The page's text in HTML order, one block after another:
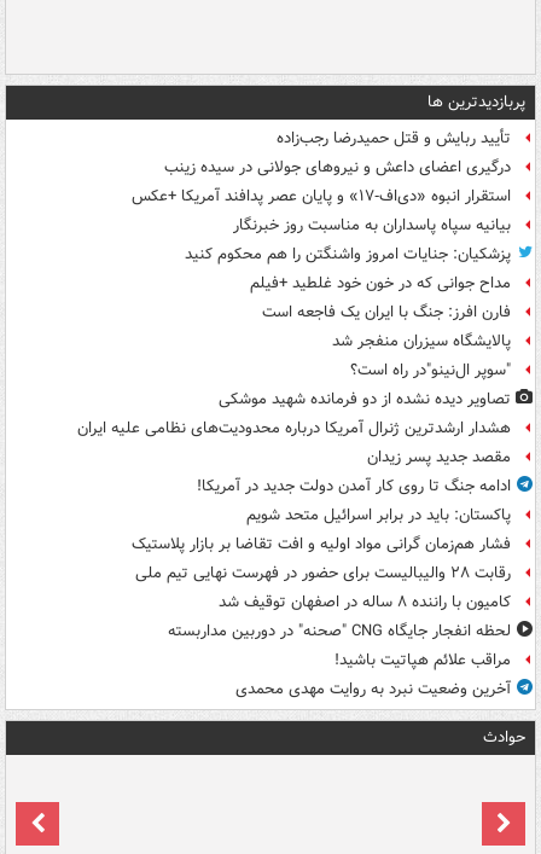
پربازدیدترین ها
تأیید ربایش و قتل حمیدرضا رجب‌زاده
درگیری اعضای داعش و نیروهای جولانی در سیده زینب
استقرار انبوه «دی‌اف‑۱۷» و پایان عصر پدافند آمریکا +عکس
بیانیه سپاه پاسداران به مناسبت روز خبرنگار
پزشکیان: جنایات امروز واشنگتن را هم محکوم کنید
مداح جوانی که در خون خود غلطید +فیلم
فارن افرز: جنگ با ایران یک فاجعه است
پالایشگاه سیزران منفجر شد
"سوپر ال‌نینو"در راه است؟
تصاویر دیده‌ نشده از دو فرمانده شهید موشکی
هشدار ارشدترین ژنرال آمریکا درباره محدودیت‌های نظامی علیه ایران
مقصد جدید پسر زیدان
ادامه جنگ تا روی کار آمدن دولت جدید در آمریکا!
پاکستان: باید در برابر اسرائیل متحد شویم
فشار هم‌زمان گرانی مواد اولیه و افت تقاضا بر بازار پلاستیک
رقابت ۲۸ والیبالیست برای حضور در فهرست نهایی تیم ملی
کامیون با راننده ۸ ساله در اصفهان توقیف شد
لحظه انفجار جایگاه CNG "صحنه" در دوربین مداربسته
مراقب علائم هپاتیت باشید!
آخرین وضعیت نبرد به روایت مهدی محمدی
حوادث